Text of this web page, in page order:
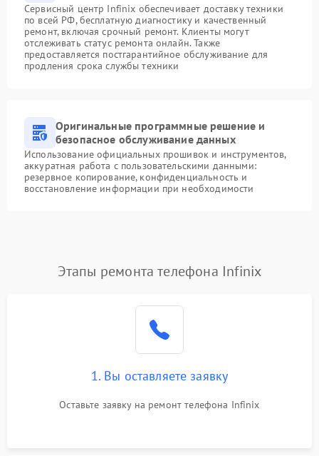
Сервисный центр Infinix обеспечивает доставку техники
по всей РФ, бесплатную диагностику и качественный
ремонт, включая срочный ремонт. Клиенты могут
отслеживать статус ремонта онлайн. Также
предоставляется постгарантийное обслуживание для
продления срока службы техники
Оригинальные программные решение и
безопасное обслуживание данных
Использование официальных прошивок и инструментов,
аккуратная работа с пользовательскими данными:
резервное копирование, конфиденциальность и
восстановление информации при необходимости
Этапы ремонта телефона Infinix
1. Вы оставляете заявку
Оставьте заявку на ремонт телефона Infinix